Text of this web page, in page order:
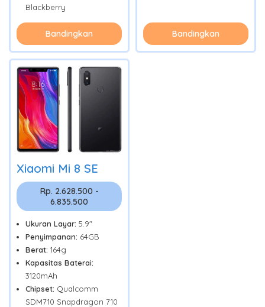
Blackberry
Bandingkan Bandingkan
Xiaomi Mi 8 SE
Rp. 2.628.500 -
6.835.500
Ukuran Layar: 5.9"
Penyimpanan: 64GB
Berat: 164g
Kapasitas Baterai:
3120mAh
Chipset: Qualcomm
SDM710 Snapdragon 710